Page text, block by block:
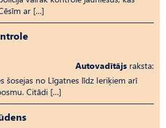
ar […]
Autovadītājs raksta:
šosejas no Līgatnes līdz Ieriķiem arī
Citādi […]